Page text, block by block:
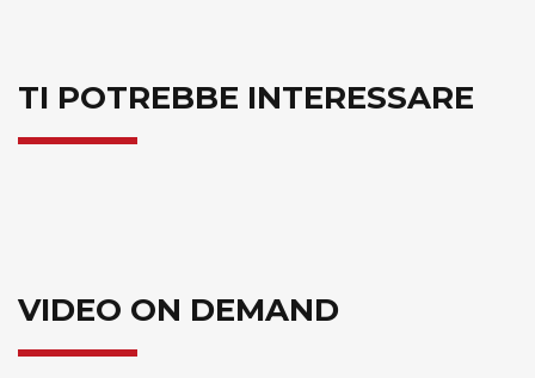
TI POTREBBE INTERESSARE
VIDEO ON DEMAND